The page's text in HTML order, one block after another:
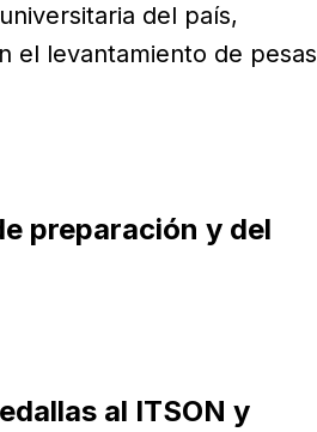
del país,
el levantamiento de pesas
preparación y del
al ITSON y